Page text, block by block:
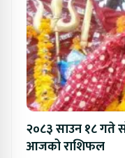
२०८३ साउन १८ गते
आजको राशिफल